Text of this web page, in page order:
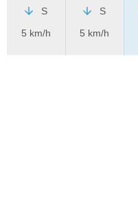
S
5 km/h
S
5 km/h